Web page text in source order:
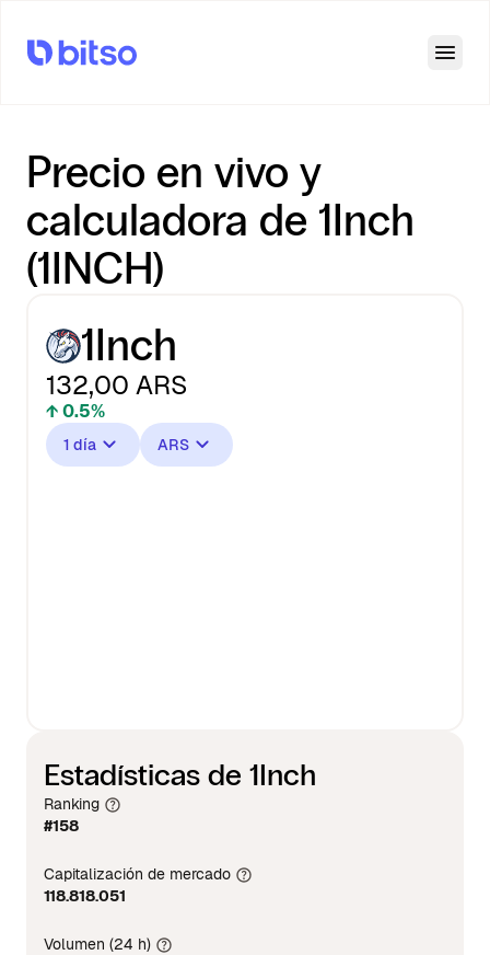
Precio en vivo y
calculadora de 1Inch
(1INCH)
1Inch
132,00 ARS
↑ 0.5%
1 día ARS
Estadísticas de 1Inch
Ranking
#158
Capitalización de mercado
118.818.051
Volumen (24 h)